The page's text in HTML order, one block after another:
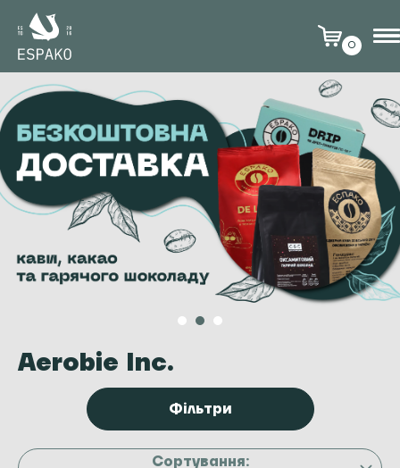
0
Aerobie Inc.
Фільтри